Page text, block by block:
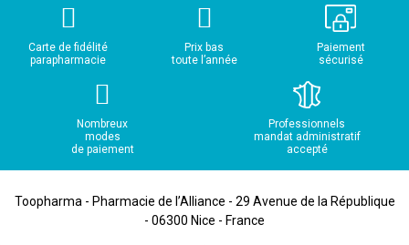
Carte de fidélité
parapharmacie
Prix bas
toute l’année
Paiement
sécurisé
Nombreux
modes
de paiement
Professionnels
mandat administratif
accepté
Toopharma - Pharmacie de l’Alliance - 29 Avenue de la République
- 06300 Nice - France